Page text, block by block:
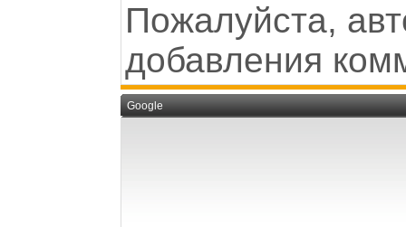
Пожалуйста,
добавления
Google